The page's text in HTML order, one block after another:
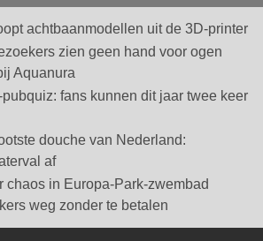
achtbaanmodellen uit de 3D-printer
zien geen hand voor ogen
Aquanura
fans kunnen dit jaar twee keer
douche van Nederland:
af
chaos in Europa-Park-zwembad
weg zonder te betalen